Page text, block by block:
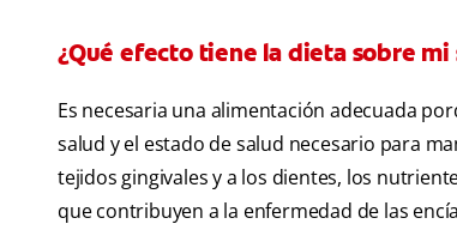
¿Qué efecto tiene la dieta sobre mi
Es necesaria una alimentación adecuada
salud y el estado de salud necesario para
tejidos gingivales y a los dientes, los
que contribuyen a la enfermedad de las